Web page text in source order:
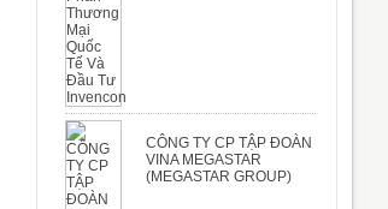
CÔNG TY CP TẬP ĐOÀN
VINA MEGASTAR
(MEGASTAR GROUP)